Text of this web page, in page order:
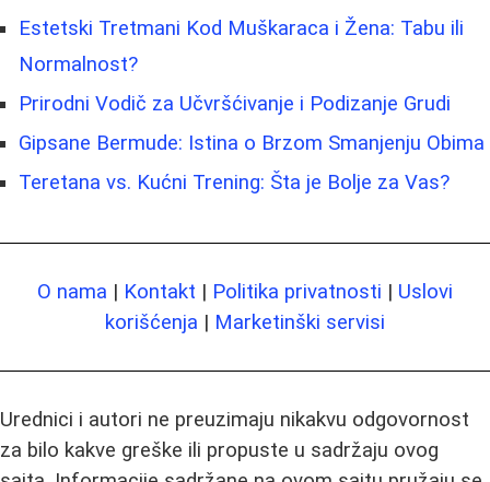
Estetski Tretmani Kod Muškaraca i Žena: Tabu ili
Normalnost?
Prirodni Vodič za Učvršćivanje i Podizanje Grudi
Gipsane Bermude: Istina o Brzom Smanjenju Obima
Teretana vs. Kućni Trening: Šta je Bolje za Vas?
O nama | Kontakt | Politika privatnosti | Uslovi
korišćenja | Marketinški servisi
Urednici i autori ne preuzimaju nikakvu odgovornost
za bilo kakve greške ili propuste u sadržaju ovog